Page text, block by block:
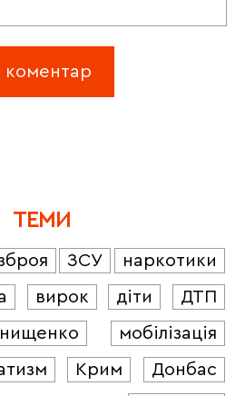
ТЕМИ
ЗСУ
наркотики
вирок діти
ДТП
мобілізація
Крим
Донбас